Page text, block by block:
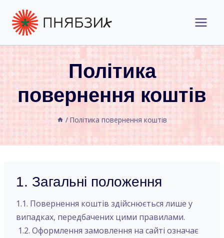
вмісту
Політика
повернення коштів
/ Політика повернення коштів
1. Загальні положення
1.1. Повернення коштів здійснюється лише у
випадках, передбачених цими правилами.
1.2. Оформлення замовлення на сайті означає